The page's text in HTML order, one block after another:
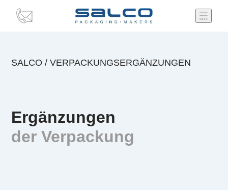
SALCO /VERPACKUNGSERGÄNZUNGEN
Ergänzungen
der Verpackung